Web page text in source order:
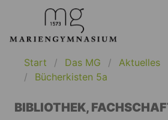
Start Das MG
Aktuelles
Bücherkisten 5a
BIBLIOTHEK,